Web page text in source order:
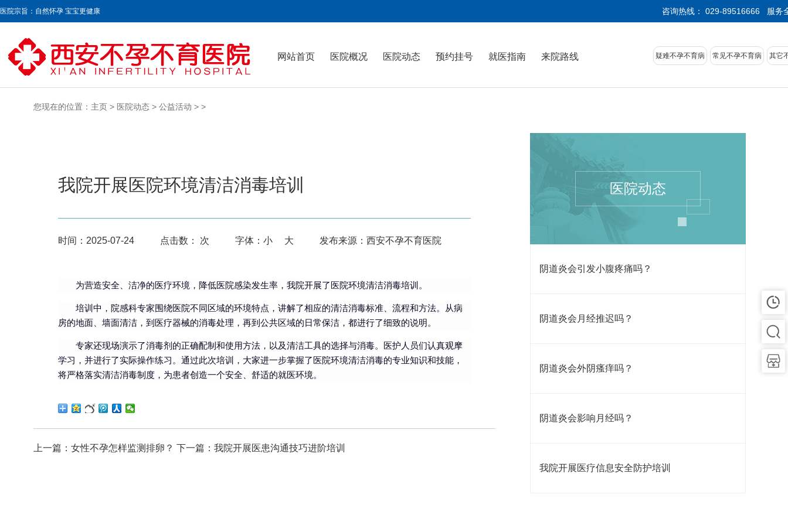
医院宗旨：自然怀孕 宝宝更健康 服务
咨询热线： 029-89516666
网站首页 医院概况 医院动态 预约挂号 就医指南 来院路线 疑难不孕不育病 常见不孕不育病 其它
您现在的位置： 主页 > 医院动态 > 公益活动 > >
我院开展医院环境清洁消毒培训
时间： 2025-07-24 点击数： 次 字体： 小 大 发布来源：西安不孕不育医院
为营造安全、洁净的医疗环境，降低医院感染发生率，我院开展了医院环境清洁消毒培训。
培训中，院感科专家围绕医院不同区域的环境特点，讲解了相应的清洁消毒标准、流程和方法。从病
房的地面、墙面清洁，到医疗器械的消毒处理，再到公共区域的日常保洁，都进行了细致的说明。
专家还现场演示了消毒剂的正确配制和使用方法，以及清洁工具的选择与消毒。医护人员们认真观摩
学习，并进行了实际操作练习。通过此次培训，大家进一步掌握了医院环境清洁消毒的专业知识和技能，
将严格落实清洁消毒制度，为患者创造一个安全、舒适的就医环境。
上一篇： ​​女性不孕怎样监测排卵​？ 下一篇： 我院开展医患沟通技巧进阶培训
医院动态
阴道炎会引发小腹疼痛吗？
阴道炎会月经推迟吗？
阴道炎会外阴瘙痒吗​？
​​阴道炎会影响月经吗​？
我院开展医疗信息安全防护培训